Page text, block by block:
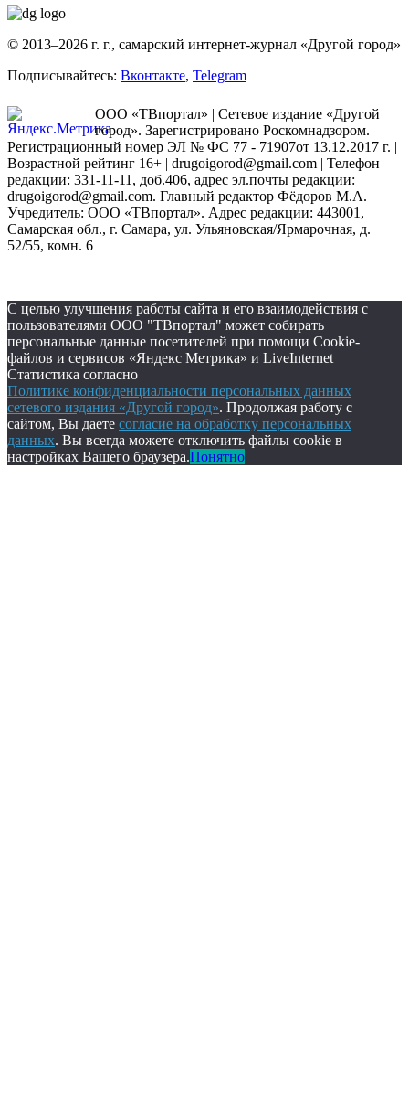
© 2013–2026 г. г., самарский интернет-журнал «Другой город»
Подписывайтесь: Вконтакте, Telegram
ООО «ТВпортал» | Сетевое издание «Другой
город». Зарегистрировано Роскомнадзором.
Регистрационный номер ЭЛ № ФС 77 - 71907от 13.12.2017 г. |
Возрастной рейтинг 16+ | drugoigorod@gmail.com | Телефон
редакции: 331-11-11, доб.406, адрес эл.почты редакции:
drugoigorod@gmail.com. Главный редактор Фёдоров М.А.
Учредитель: ООО «ТВпортал». Адрес редакции: 443001,
Самарская обл., г. Самара, ул. Ульяновская/Ярмарочная, д.
52/55, комн. 6
С целью улучшения работы сайта и его взаимодействия с
пользователями ООО "ТВпортал" может собирать
персональные данные посетителей при помощи Cookie-
файлов и сервисов «Яндекс Метрика» и LiveInternet
Статистика согласно
Политике конфиденциальности персональных данных
сетевого издания «Другой город». Продолжая работу с
сайтом, Вы даете согласие на обработку персональных
данных. Вы всегда можете отключить файлы cookie в
настройках Вашего браузера.Понятно